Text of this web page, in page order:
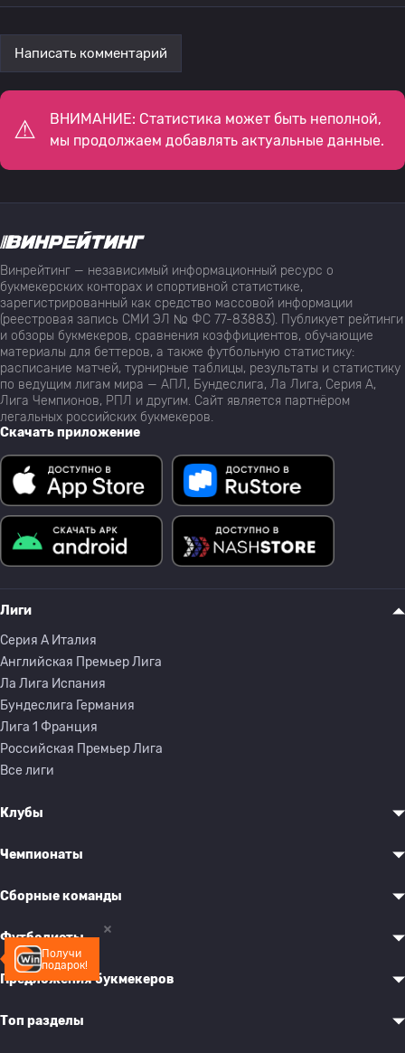
Написать комментарий
ВНИМАНИЕ: Статистика может быть неполной,
мы продолжаем добавлять актуальные данные.
Получи
подарок!
Винрейтинг — независимый информационный ресурс о
букмекерских конторах и спортивной статистике,
зарегистрированный как средство массовой информации
(реестровая запись СМИ ЭЛ № ФС 77-83883). Публикует рейтинги
и обзоры букмекеров, сравнения коэффициентов, обучающие
материалы для беттеров, а также футбольную статистику:
расписание матчей, турнирные таблицы, результаты и статистику
по ведущим лигам мира — АПЛ, Бундеслига, Ла Лига, Серия А,
Лига Чемпионов, РПЛ и другим. Сайт является партнёром
легальных российских букмекеров.
Скачать приложение
Лиги
Серия A Италия
Английская Премьер Лига
Ла Лига Испания
Бундеслига Германия
Лига 1 Франция
Российская Премьер Лига
Все лиги
Клубы
Чемпионаты
Сборные команды
Футболисты
Предложения букмекеров
Топ разделы